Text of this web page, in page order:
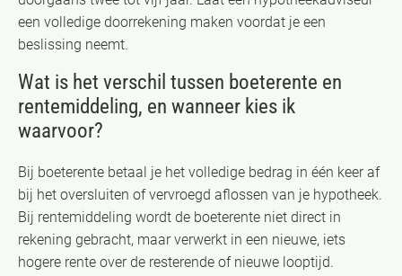
een volledige doorrekening maken voordat je een
beslissing neemt.
Wat is het verschil tussen boeterente en
rentemiddeling, en wanneer kies ik
waarvoor?
Bij boeterente betaal je het volledige bedrag in één keer af
bij het oversluiten of vervroegd aflossen van je hypotheek.
Bij rentemiddeling wordt de boeterente niet direct in
rekening gebracht, maar verwerkt in een nieuwe, iets
hogere rente over de resterende of nieuwe looptijd.